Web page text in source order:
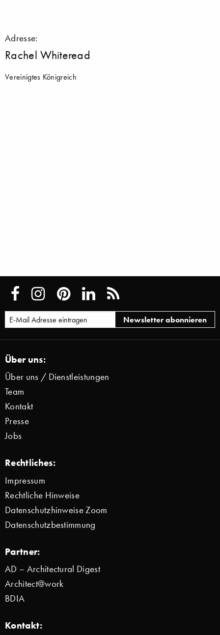
Adresse:
Rachel Whiteread
Vereinigtes Königreich
Über uns:
Über uns / Dienstleistungen
Team
Kontakt
Presse
Jobs
Rechtliches:
Impressum
Rechtliche Hinweise
Datenschutzhinweise Zoom
Datenschutzbestimmung
Partner:
AD – Architectural Digest
Architect@work
BDIA
Kontakt: